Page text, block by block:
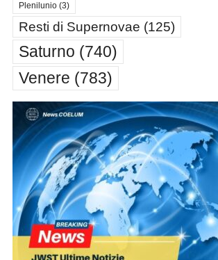
Plenilunio(3)
Resti di Supernovae (125)
Saturno (740)
Venere (783)